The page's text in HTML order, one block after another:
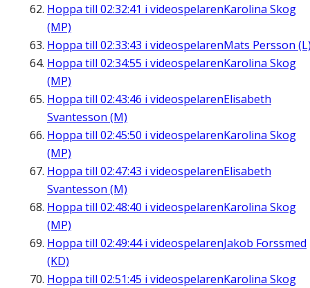
Hoppa till 02:32:41 i videospelarenKarolina Skog
(MP)
Hoppa till 02:33:43 i videospelarenMats Persson
Hoppa till 02:34:55 i videospelarenKarolina Skog
(MP)
Hoppa till 02:43:46 i videospelarenElisabeth
Svantesson (M)
Hoppa till 02:45:50 i videospelarenKarolina Skog
(MP)
Hoppa till 02:47:43 i videospelarenElisabeth
Svantesson (M)
Hoppa till 02:48:40 i videospelarenKarolina Skog
(MP)
Hoppa till 02:49:44i videospelarenJakob Forssmed
(KD)
Hoppa till 02:51:45 i videospelarenKarolina Skog